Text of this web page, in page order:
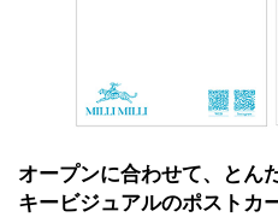
オープンに合わせて、とん
キービジュアルのポストカ